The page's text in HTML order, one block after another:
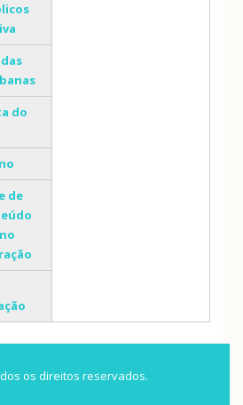
do
de
os direitos reservados.